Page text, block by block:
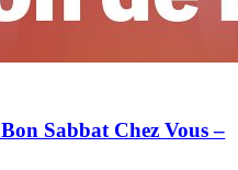
Bon Sabbat Chez Vous –